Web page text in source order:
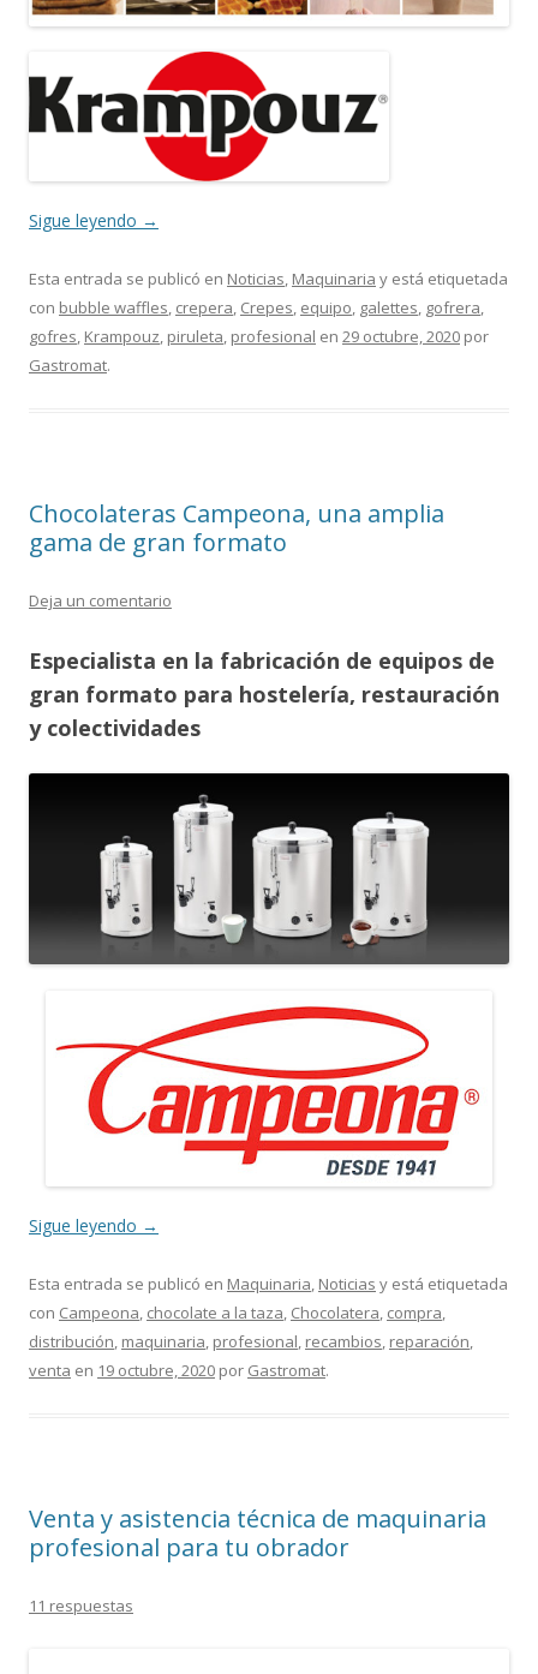
Sigue leyendo →
Esta entrada se publicó en Noticias, Maquinaria y está etiquetada
con bubble waffles, crepera, Crepes, equipo, galettes, gofrera,
gofres, Krampouz, piruleta, profesional en 29 octubre, 2020 por
Gastromat.
Chocolateras Campeona, una amplia
gama de gran formato
Deja un comentario
Especialista en la fabricación de equipos de
gran formato para hostelería, restauración
y colectividades
Sigue leyendo →
Esta entrada se publicó en Maquinaria, Noticias y está etiquetada
con Campeona, chocolate a la taza, Chocolatera, compra,
distribución, maquinaria, profesional, recambios, reparación,
venta en 19 octubre, 2020 por Gastromat.
Venta y asistencia técnica de maquinaria
profesional para tu obrador
11 respuestas